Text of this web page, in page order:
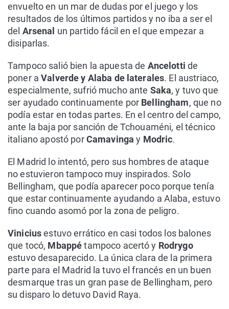
envuelto en un mar de dudas por el juego y los
resultados de los últimos partidos y no iba a ser el
del Arsenal un partido fácil en el que empezar a
disiparlas.
Tampoco salió bien la apuesta de Ancelottide
poner aValverde y Alaba de laterales. El austriaco,
especialmente, sufrió mucho ante Saka, y tuvo que
ser ayudado continuamente por Bellingham, que no
podía estar en todas partes. En el centro del campo,
ante la baja por sanción de Tchouaméni, el técnico
italiano apostó porCamavingay Modric.
El Madrid lo intentó, pero sus hombres de ataque
no estuvieron tampoco muy inspirados. Solo
Bellingham, que podía aparecer poco porque tenía
que estar continuamente ayudando a Alaba, estuvo
fino cuando asomó por la zona de peligro.
Viniciusestuvo errático en casi todos los balones
que tocó, Mbappétampoco acertó y Rodrygo
estuvo desaparecido. La única clara de la primera
parte para el Madrid la tuvo el francés en un buen
desmarque tras un gran pase de Bellingham, pero
su disparo lo detuvo David Raya.